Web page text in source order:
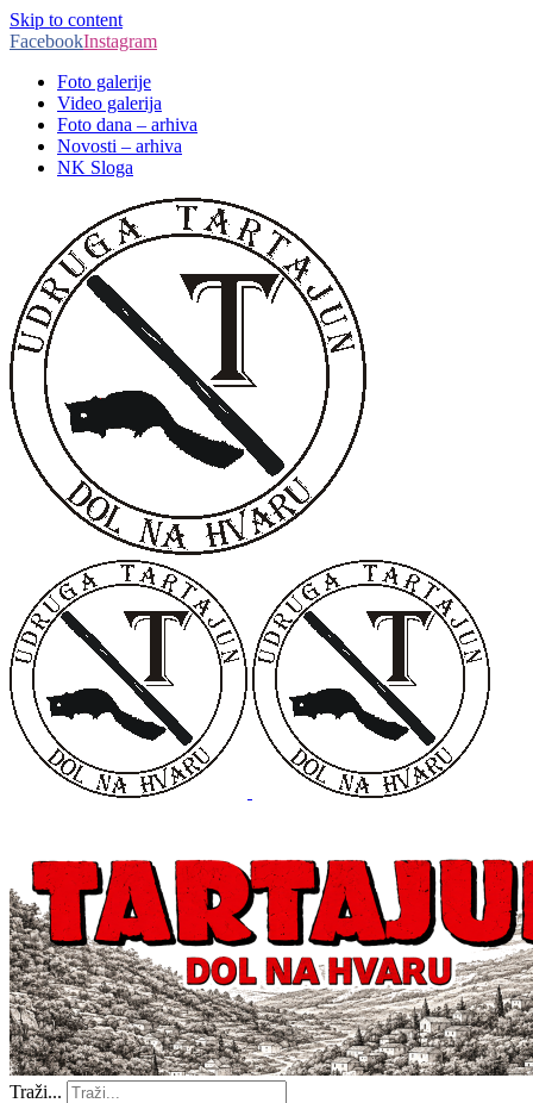
Skip to content
FacebookInstagram
Foto galerije
Video galerija
Foto dana – arhiva
Novosti – arhiva
NK Sloga
Traži...